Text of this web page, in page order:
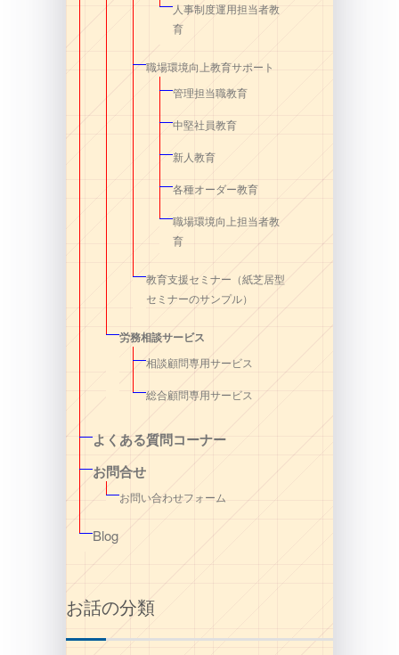
人事制度運用担当者教
育
職場環境向上教育サポート
管理担当職教育
中堅社員教育
新人教育
各種オーダー教育
職場環境向上担当者教
育
教育支援セミナー（紙芝居型
セミナーのサンプル）
労務相談サービス
相談顧問専用サービス
総合顧問専用サービス
よくある質問コーナー
お問合せ
お問い合わせフォーム
Blog
お話の分類